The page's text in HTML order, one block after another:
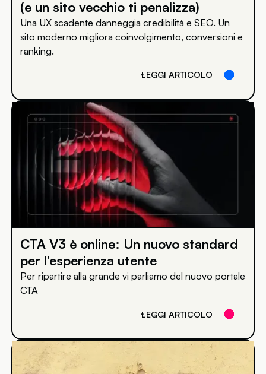
(e un sito vecchio ti penalizza)
Una UX scadente danneggia credibilità e SEO. Un
sito moderno migliora coinvolgimento, conversioni e
ranking.
LEGGI ARTICOLO
CTA V3 è online: Un nuovo standard
per l’esperienza utente
Per ripartire alla grande vi parliamo del nuovo portale
CTA
LEGGI ARTICOLO